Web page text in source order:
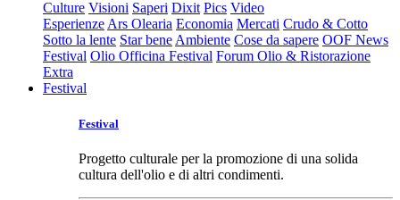
Culture Visioni Saperi Dixit Pics Video
Esperienze Ars Olearia Economia Mercati Crudo & Cotto
Sotto la lente Star bene Ambiente Cose da sapere OOF News
Festival Olio Officina Festival Forum Olio & Ristorazione
Extra
Festival
Festival
Progetto culturale per la promozione di una solida
cultura dell'olio e di altri condimenti.